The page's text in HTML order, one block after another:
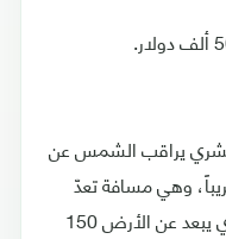
بشري يراقب الشمس عن
وهي مسافة تعدّ
قريبة جدا من هذا النجم الملتهب الذي يبعد عن الأرض 150